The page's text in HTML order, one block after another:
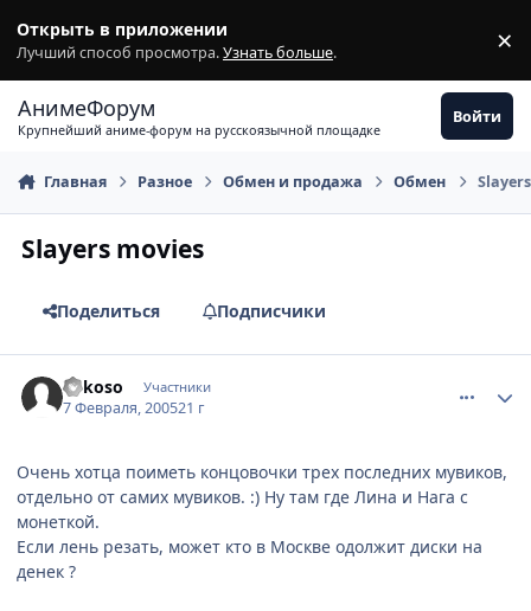
Открыть в приложении
Лучший способ просмотра.Узнать больше. ×
АнимеФорум
Крупнейший аниме-форум на русскоязычной площадке
Войти
Главная Разное Обмен и продажа Обмен
Slayers movies
Поделиться Подписчики
Yokoso Участники
7 Февраля, 200521 г
Очень хотца поиметь концовочки трех последних мувиков,
отдельно от самих мувиков. :) Ну там где Лина и Нага с
монеткой.
Если лень резать, может кто в Москве одолжит диски на
денек ?